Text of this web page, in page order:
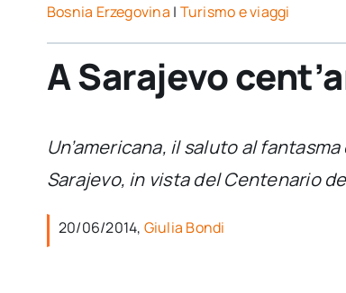
Bosnia Erzegovina | Turismo e viaggi
A Sarajevo
Un’americana, il saluto al
Sarajevo, in vista del Centenario
20/06/2014, Giulia Bondi